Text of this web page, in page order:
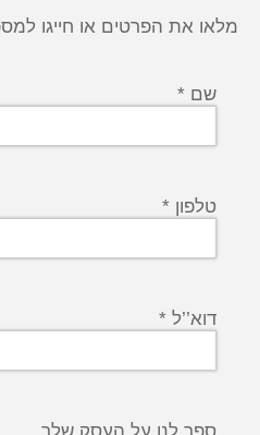
מלאו את הפרטים או חייגו
שם *
טלפון *
דוא’’ל *
ספר לנו על העסק שלך